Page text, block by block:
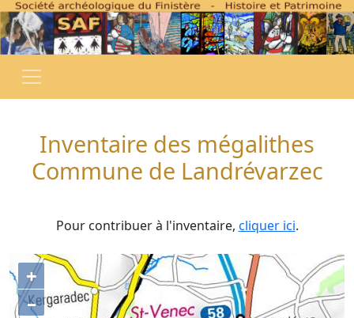
Inventaire des mégalithes
Commune de Landrévarzec
Pour contribuer à l'inventaire, cliquer ici.
+
–